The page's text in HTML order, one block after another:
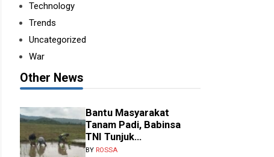
Ajak Masyarakat Cip...
ROSSA •AGU 07 2026
06/Wawo terus memperkuat
pembinaan teritorial melalui patroli
dan ronda ...
Technology
Trends
Uncategorized
War
Other News
Bantu Masyarakat
Tanam Padi, Babinsa
TNI Tunjuk...
BY ROSSA